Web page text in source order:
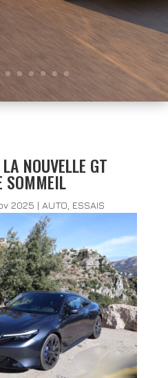
NOUVELLE GT
SOMMEIL
2025 | AUTO ESSAIS